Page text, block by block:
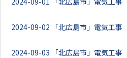
2024-09-02 「北広島市」電気工事
2024-09-03 「北広島市」電気工事